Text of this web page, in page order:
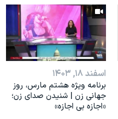
اسفند ۱۸, ۱۴۰۳
برنامه ویژه هشتم مارس، روز
جهانی زن | شنیدن صدای زن؛
«اجازه بی اجازه»